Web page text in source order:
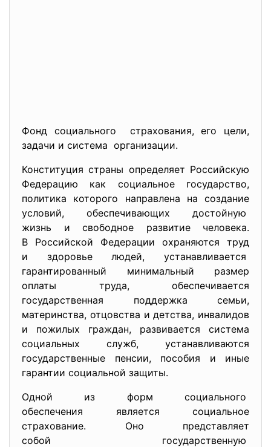
Фонд социального страхования, его цели,
задачи и система организации.
Конституция страны определяет Российскую
Федерацию как социальное государство,
политика которого направлена на создание
условий, обеспечивающих достойную
жизнь и свободное развитие человека.
В Российской Федерации охраняются труд
и здоровье людей, устанавливается
гарантированный минимальный размер
оплаты труда, обеспечивается
государственная поддержка семьи,
материнства, отцовства и детства, инвалидов
и пожилых граждан, развивается система
социальных служб, устанавливаются
государственные пенсии, пособия и иные
гарантии социальной защиты.
Одной из форм социального
обеспечения является социальное
страхование. Оно представляет
собой государственную